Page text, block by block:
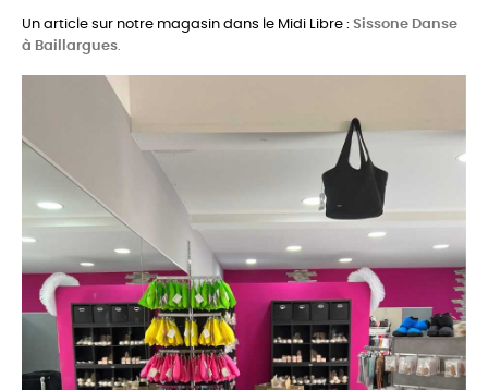
Un article sur notre magasin dans le Midi Libre : Sissone Danse
à Baillargues